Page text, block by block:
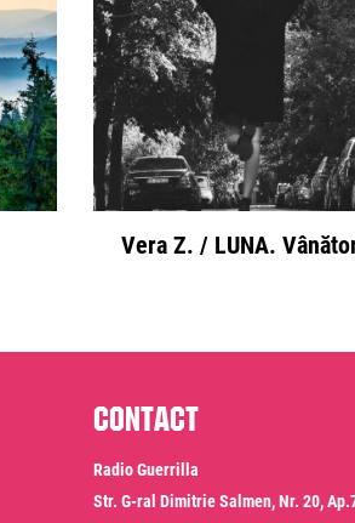
Vera Z. / LUNA.
Contact
Radio Guerrilla
Str. G-ral Dimitrie Salmen, Nr. 20,